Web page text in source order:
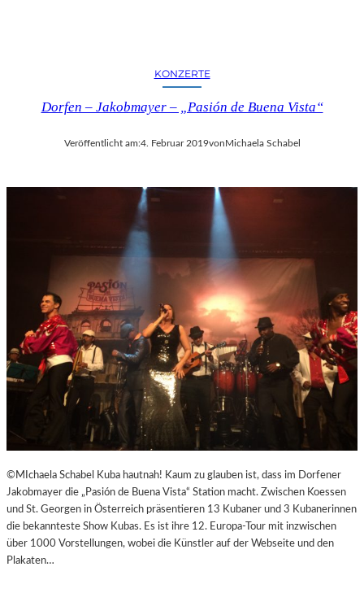
K
N
W
E
R
KONZERTE
Dorfen – Jakobmayer – „Pasión de Buena Vista“
Veröffentlicht am:4. Februar 2019vonMichaela Schabel
©MIchaela Schabel Kuba hautnah! Kaum zu glauben ist, dass im Dorfener
Jakobmayer die „Pasión de Buena Vista“ Station macht. Zwischen Koessen
und St. Georgen in Österreich präsentieren 13 Kubaner und 3 Kubanerinnen
die bekannteste Show Kubas. Es ist ihre 12. Europa-Tour mit inzwischen
über 1000 Vorstellungen, wobei die Künstler auf der Webseite und den
Plakaten…